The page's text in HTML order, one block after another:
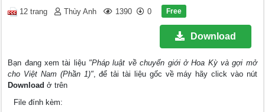
12 trang Thùy Anh 1390 0 Free
Download
Bạn đang xem tài liệu "Pháp luật về chuyển giới ở Hoa Kỳ và gợi mở
cho Việt Nam (Phần 1)", để tải tài liệu gốc về máy hãy click vào nút
Download ở trên
File đính kèm: